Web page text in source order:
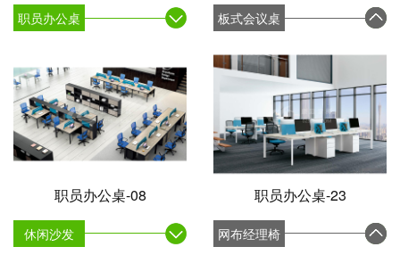
职员办公桌 板式会议桌
职员办公桌-08 职员办公桌-23
休闲沙发 网布经理椅